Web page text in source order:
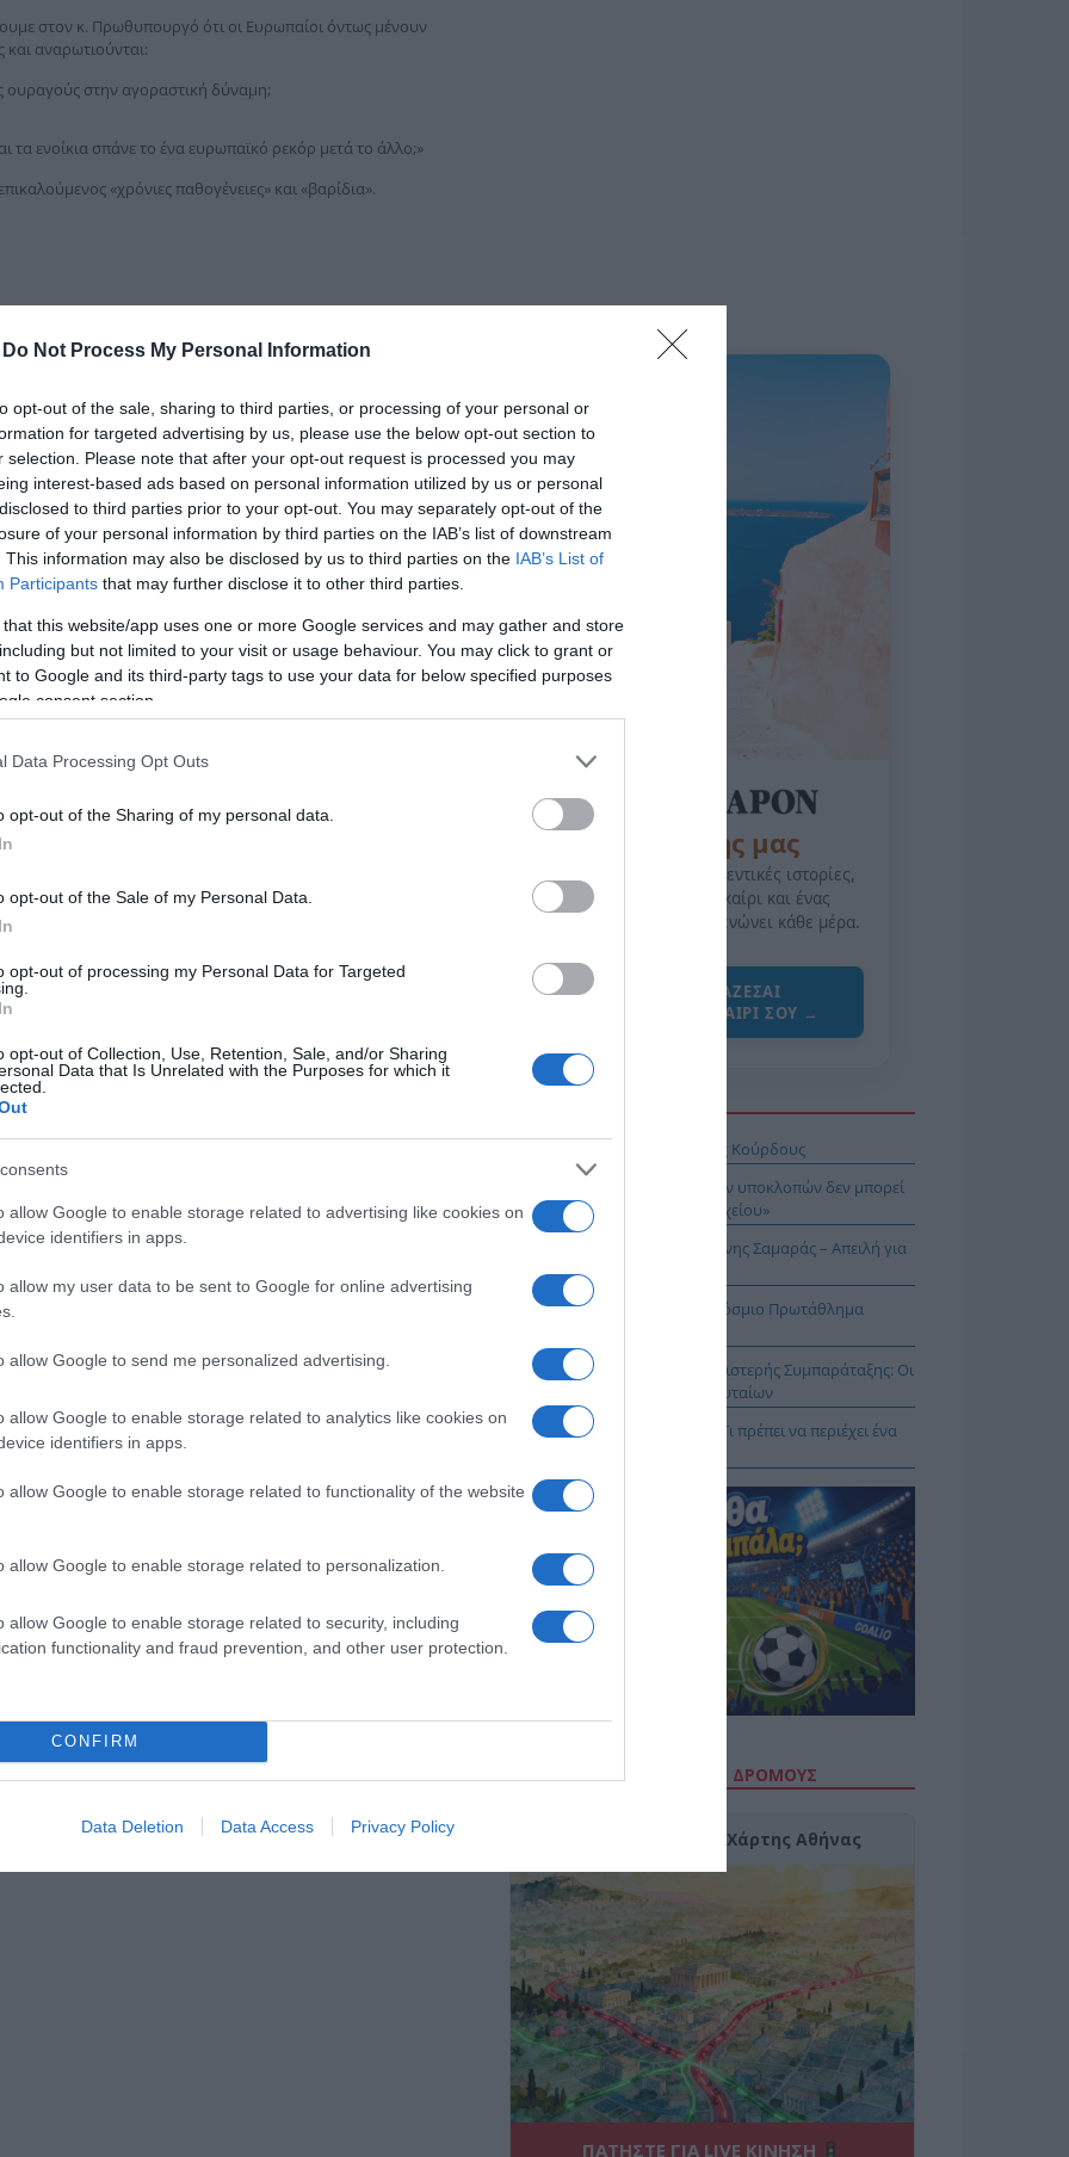
Do Not Process My Personal Information
opt-out of the sale, sharing to third parties, or processing of your personal or
for targeted advertising by us, please use the below opt-out section to
selection. Please note that after your opt-out request is processed you may
interest-based ads based on personal information utilized by us or personal
to third parties prior to your opt-out. You may separately opt-out of the
of your personal information by third parties on the IAB’s list of downstream
This information may also be disclosed by us to third parties on the IAB’s List of
Participants that may further disclose it to other third parties.
that this website/app uses one or more Google services and may gather and store
but not limited to your visit or usage behaviour. You may click to grant or
to Google and its third-party tags to use your data for below specified purposes
consent section.
Data Processing Opt Outs
opt-out of the Sharing of my personal data.
opt-out of the Sale of my Personal Data.
opt-out of processing my Personal Data for Targeted
opt-out of Collection, Use, Retention, Sale, and/or Sharing
Data that Is Unrelated with the Purposes for which it
allow Google to enable storage related to advertising like cookies on
identifiers in apps.
allow my user data to be sent to Google for online advertising
allow Google to send me personalized advertising.
allow Google to enable storage related to analytics like cookies on
identifiers in apps.
allow Google to enable storage related to functionality of the website
allow Google to enable storage related to personalization.
allow Google to enable storage related to security, including
functionality and fraud prevention, and other user protection.
CONFIRM
Data Deletion Data Access Privacy Policy
στον κ. Πρωθυπουργό ότι οι Ευρωπαίοι όντως μένουν
αναρωτιούνται:
ουραγούς στην αγοραστική δύναμη;
τα ενοίκια σπάνε το ένα ευρωπαϊκό ρεκόρ μετά το άλλο;»
«χρόνιες παθογένειες» και «βαρίδια».
ισχυρής Ελλάδας με κοινωνική δικαιοσύνη είναι ο ίδιος και
«το ΠΑΣΟΚ πήρε τη σκυτάλη από τον ΣΥΡΙΖΑ».
σας στη χειραγώγηση των θεσμών, στις επιθέσεις
στο χάιδεμα των funds και στην αδυναμία να εγγυηθείτε
παγωτατζίδικα της Αθήνας η απάντηση
είναι…και τα δύο!
βλέπεις σε κάθε παραλία φέτος!
Πώς να ξεφλουδίζεις εύκολα το σκόρδο –
Το kitchen trick που κάθε foodie πρέπει
να ξέρει
Τηλεοπτικά «Μαγειρέματα», Ψηφιακοί
Εβδομάδα που Ανακάτεψε την Τράπουλα
των Ελληνικών Media
συμπαρασύρει την κυβέρνηση
Κανονικός Αύγουστος με δυνατούς
βοριάδες και σταδιακή άνοδο της
θερμοκρασίας
της Ζωής μας
Οι άνθρωποι, οι αυθεντικές ιστορίες,
το ελληνικό καλοκαίρι και ένας
πολιτισμός που μας ενώνει κάθε μέρα.
ΌΣΑ ΧΡΕΙΆΖΕΣΑΙ
ΓΙΑ ΤΟ ΚΑΛΟΚΑΊΡΙ ΣΟΥ →
Το σχέδιο του Ισραήλ για τους Κούρδους
Ε. Λιακούλη: «Το σκάνδαλο των υποκλοπών δεν μπορεί
να μείνει στο σκοτάδι ενός αρχείου»
ΤΟ ΠΑΡΟΝ: Ρυθμιστής ο Αντώνης Σαμαράς – Απειλή για
Ιππασία – Η Ελλάδα στο Παγκόσμιο Πρωτάθλημα
Ανακοίνωση της Ελληνικής Αριστερής Συμπαράταξης: Οι
«άριστοι» τελευταίοι των τελευταίων
Ελληνικός Ερυθρός Σταυρός: Τι πρέπει να περιέχει ένα
ΔΕΙΤΕ ΤΗΝ ΚΙΝΗΣΗ ΣΤΟΥΣ ΔΡΌΜΟΥΣ
Κίνηση Τώρα: Live Χάρτης Αθήνας
ΠΑΤΗΣΤΕ ΓΙΑ LIVE ΚΙΝΗΣΗ